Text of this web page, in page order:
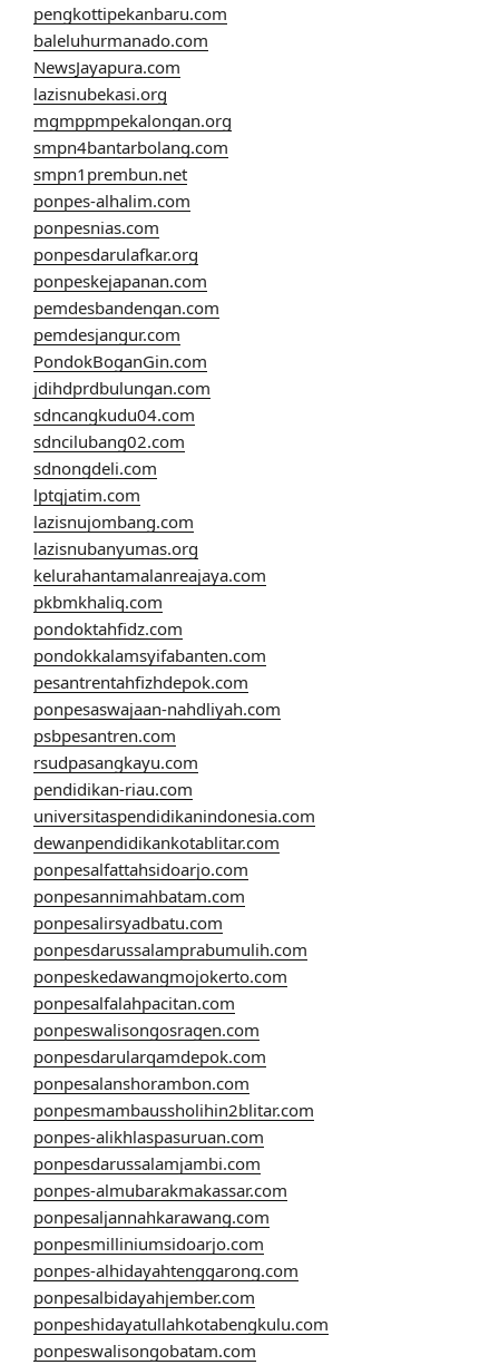
pengkottipekanbaru.com
baleluhurmanado.com
NewsJayapura.com
lazisnubekasi.org
mgmppmpekalongan.org
smpn4bantarbolang.com
smpn1prembun.net
ponpes-alhalim.com
ponpesnias.com
ponpesdarulafkar.org
ponpeskejapanan.com
pemdesbandengan.com
pemdesjangur.com
PondokBoganGin.com
jdihdprdbulungan.com
sdncangkudu04.com
sdncilubang02.com
sdnongdeli.com
lptqjatim.com
lazisnujombang.com
lazisnubanyumas.org
kelurahantamalanreajaya.com
pkbmkhaliq.com
pondoktahfidz.com
pondokkalamsyifabanten.com
pesantrentahfizhdepok.com
ponpesaswajaan-nahdliyah.com
psbpesantren.com
rsudpasangkayu.com
pendidikan-riau.com
universitaspendidikanindonesia.com
dewanpendidikankotablitar.com
ponpesalfattahsidoarjo.com
ponpesannimahbatam.com
ponpesalirsyadbatu.com
ponpesdarussalamprabumulih.com
ponpeskedawangmojokerto.com
ponpesalfalahpacitan.com
ponpeswalisongosragen.com
ponpesdarularqamdepok.com
ponpesalanshorambon.com
ponpesmambaussholihin2blitar.com
ponpes-alikhlaspasuruan.com
ponpesdarussalamjambi.com
ponpes-almubarakmakassar.com
ponpesaljannahkarawang.com
ponpesmilliniumsidoarjo.com
ponpes-alhidayahtenggarong.com
ponpesalbidayahjember.com
ponpeshidayatullahkotabengkulu.com
ponpeswalisongobatam.com